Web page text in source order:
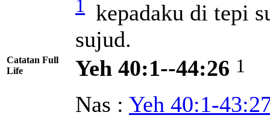
1 kepadaku di tepi
sujud.
Catatan Full
Life
Yeh 40:1--44:26 1
Nas : Yeh 40:1-